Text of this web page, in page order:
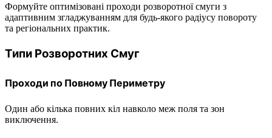
Формуйте оптимізовані проходи розворотної смуги з
адаптивним згладжуванням для будь-якого радіусу повороту
та регіональних практик.
Типи Розворотних Смуг
Проходи по Повному Периметру
Один або кілька повних кіл навколо меж поля та зон
виключення.